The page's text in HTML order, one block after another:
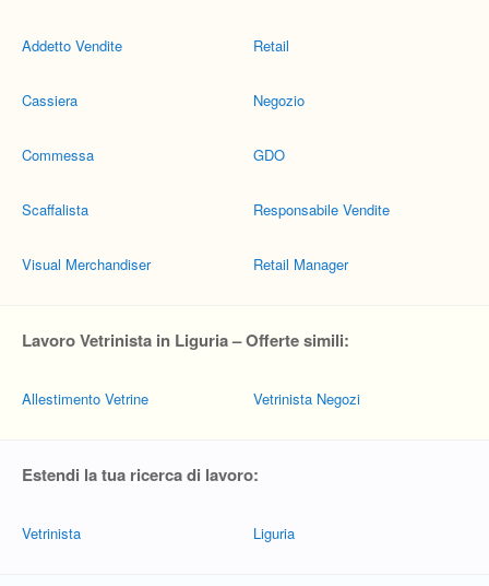
Addetto Vendite
Cassiera
Commessa
Scaffalista
Visual Merchandiser
Retail
Negozio
GDO
Responsabile Vendite
Retail Manager
Lavoro Vetrinista in Liguria – Offerte simili:
Allestimento Vetrine Vetrinista Negozi
Estendi la tua ricerca di lavoro:
Vetrinista Liguria